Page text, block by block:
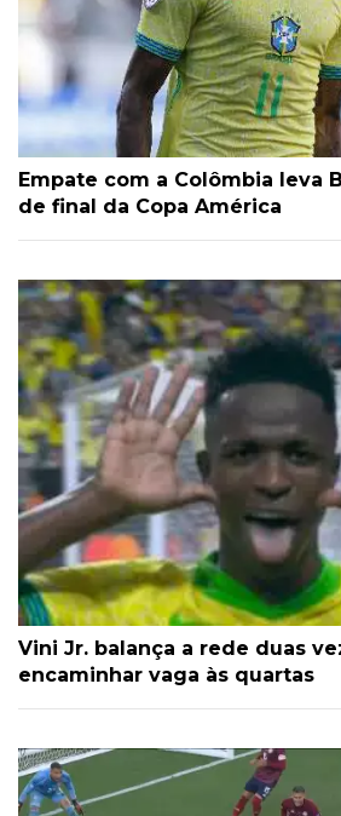
Empate com a Colômbia leva
de final da Copa América
Vini Jr. balança a rede duas
encaminhar vaga às quartas